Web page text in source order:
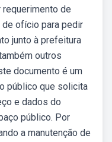
de
de ofício para pedir
junto à prefeitura
outros
documento é um
público que solicita
e dados do
público. Por
a manutenção de